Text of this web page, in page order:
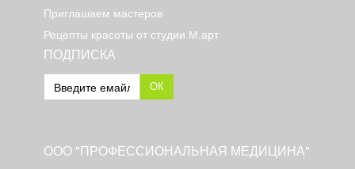
Приглашаем мастеров
Рецепты красоты от студии М.арт
ПОДПИСКА
ОК
ООО "ПРОФЕССИОНАЛЬНАЯ МЕДИЦИНА"